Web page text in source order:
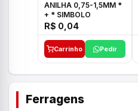
ANILHA 0,75-1,5MM *
+ * SIMBOLO
R$ 0,04
Carrinho Pedir
Ferragens